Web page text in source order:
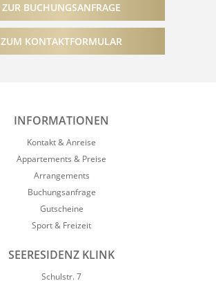
ZUR BUCHUNGSANFRAGE
ZUM KONTAKTFORMULAR
INFORMATIONEN
Kontakt & Anreise
Appartements & Preise
Arrangements
Buchungsanfrage
Gutscheine
Sport & Freizeit
SEERESIDENZ KLINK
Schulstr. 7